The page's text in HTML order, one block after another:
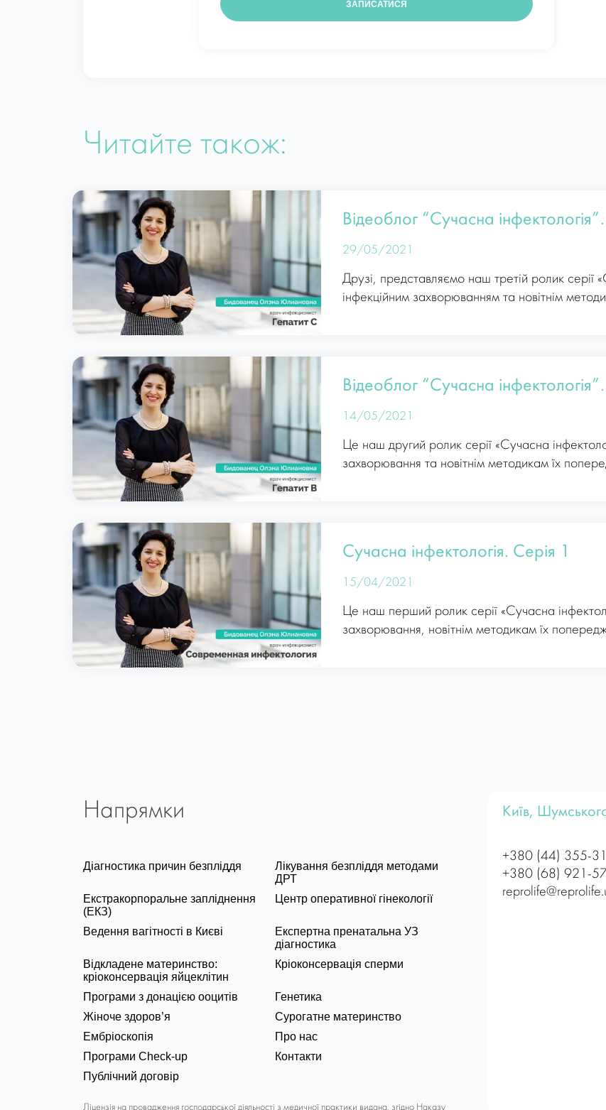
Читайте також:
Відеоблог “Сучасна
29/05/2021
Друзі, представляємо наш третій ролик серії
інфекційним захворюванням та новітнім
Відеоблог “Сучасна
14/05/2021
Це наш другий ролик серії «Сучасна
захворювання та новітнім методикам їх
Сучасна інфектологія. Серія 1
15/04/2021
Це наш перший ролик серії «Сучасна
захворювання, новітнім методикам їх
Напрямки
Діагностика причин безпліддя
Лікування безпліддя методами
ДРТ
Екстракорпоральне запліднення
(ЕКЗ)
Центр оперативної гінекології
Ведення вагітності в Києві
Експертна пренатальна УЗ
діагностика
Відкладене материнство:
кріоконсервація яйцеклітин
Кріоконсервація сперми
Програми з донацією ооцитів
Генетика
Жіноче здоров’я
Сурогатне материнство
Ембріоскопія
Про нас
Програми Check-up
Контакти
Публічний договір
Ліцензія на провадження господарської діяльності з медичної практики видана, згідно Наказу
Київ,
+380 (44) 355-
+380 (68) 921-